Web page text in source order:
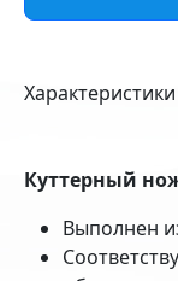
Характеристики
Куттерный
Выполнен